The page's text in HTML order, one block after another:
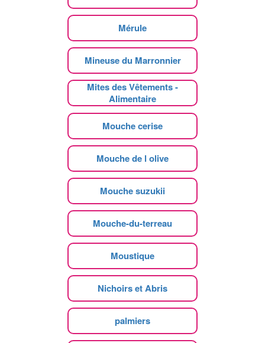
Mérule
Mineuse du Marronnier
Mites des Vêtements -
Alimentaire
Mouche cerise
Mouche de l olive
Mouche suzukii
Mouche-du-terreau
Moustique
Nichoirs et Abris
palmiers